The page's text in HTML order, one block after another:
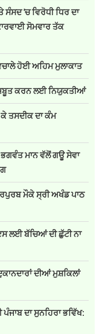
ਸੰਸਦ 'ਚ ਵਿਰੋਧੀ ਧਿਰ ਦਾ
ਸੋਮਵਾਰ ਤੱਕ
ਹੋਈ ਅਹਿਮ ਮੁਲਾਕਾਤ
ਕਰਨ ਲਈ ਨਿਯੁਕਤੀਆਂ
ਤਸਦੀਕ ਦਾ ਕੰਮ
ਭਗਵੰਤ ਮਾਨ ਵੱਲੋਂ ਗਊ ਸੇਵਾ
ਮੌਕੇ ਸ੍ਰੀ ਅਖੰਡ ਪਾਠ
ਲਈ ਬੱਚਿਆਂ ਦੀ ਛੁੱਟੀ ਨਾ
ਦੀਆਂ ਮੁਸ਼ਕਿਲਾਂ
ਦਾ ਸੁਨਹਿਰਾ ਭਵਿੱਖ: